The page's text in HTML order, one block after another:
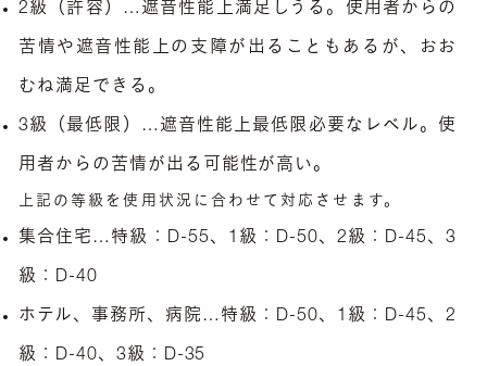
2級（許容）…遮音性能上満足しうる。使用者からの
苦情や遮音性能上の支障が出ることもあるが、おお
むね満足できる。
3級（最低限）…遮音性能上最低限必要なレベル。使
用者からの苦情が出る可能性が高い。
上記の等級を使用状況に合わせて対応させます。
集合住宅…特級：D-55、1級：D-50、2級：D-45、3
級：D-40
ホテル、事務所、病院…特級：D-50、1級：D-45、2
級：D-40、3級：D-35